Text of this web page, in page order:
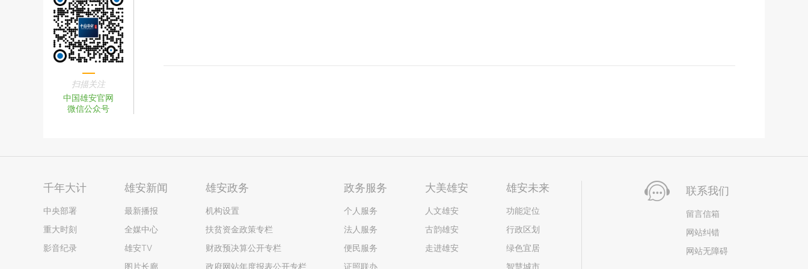
扫描关注
中国雄安官网
微信公众号
千年大计
中央部署
重大时刻
影音纪录
雄安新闻
最新播报
全媒中心
雄安TV
图片长廊
雄安政务
机构设置
扶贫资金政策专栏
财政预决算公开专栏
政府网站年度报表公开专栏
政务服务
个人服务
法人服务
便民服务
证照联办
大美雄安
人文雄安
古韵雄安
走进雄安
雄安未来
功能定位
行政区划
绿色宜居
智慧城市
联系我们
留言信箱
网站纠错
网站无障碍